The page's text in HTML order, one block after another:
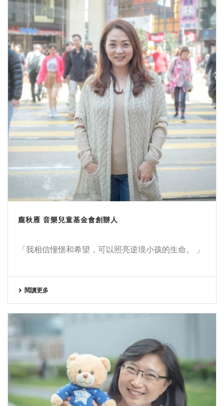
龐秋雁 音樂兒童基金會創辦人
「我相信憧憬和希望，可以照亮逆境小孩的生命。 」
閱讀更多